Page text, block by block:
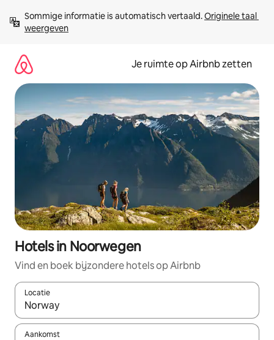
direct
naar
Sommige informatie is automatisch vertaald. Originele taal
weergeven
Je ruimte op Airbnb zetten
Hotels in Noorwegen
Vind en boek bijzondere hotels op Airbnb
Locatie
Wanneer er suggesties beschikbaar zijn, maak je een keuze
Aankomst